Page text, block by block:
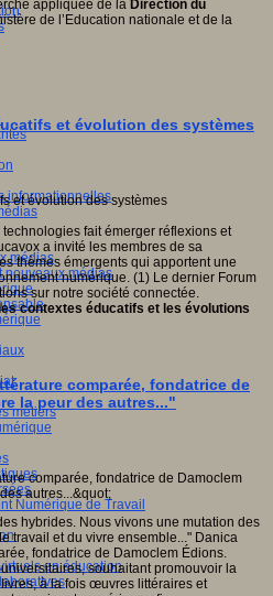
informationnelles
médias
nouveaux médias
métiers
Numérique de Travail
en éducation
appliquée de la Direction du
de l’Education nationale et de la
et évolution des systèmes
fait émerger réflexions et
a invité les membres de sa
thèmes émergents qui apportent une
numérique. (1) Le dernier Forum
sur notre société connectée.
contextes éducatifs et les évolutions
comparée, fondatrice de
la peur des autres..."
hybrides. Nous vivons une mutation des
travail et du vivre ensemble..." Danica
fondatrice de Damoclem Édions.
souhaitant promouvoir la
à la fois œuvres littéraires et